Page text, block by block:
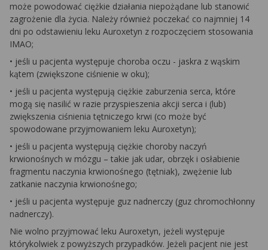
może powodować ciężkie działania niepożądane lub stanowić
zagrożenie dla życia. Należy również poczekać co najmniej 14
dni po odstawieniu leku Auroxetyn z rozpoczęciem stosowania
IMAO;
• jeśli u pacjenta występuje choroba oczu - jaskra z wąskim
kątem (zwiększone ciśnienie w oku);
• jeśli u pacjenta występują ciężkie zaburzenia serca, które
mogą się nasilić w razie przyspieszenia akcji serca i (lub)
zwiększenia ciśnienia tętniczego krwi (co może być
spowodowane przyjmowaniem leku Auroxetyn);
• jeśli u pacjenta występują ciężkie choroby naczyń
krwionośnych w mózgu – takie jak udar, obrzęk i osłabienie
fragmentu naczynia krwionośnego (tętniak), zwężenie lub
zatkanie naczynia krwionośnego;
• jeśli u pacjenta występuje guz nadnerczy (guz chromochłonny
nadnerczy).
Nie wolno przyjmować leku Auroxetyn, jeżeli występuje
którykolwiek z powyższych przypadków. Jeżeli pacjent nie jest